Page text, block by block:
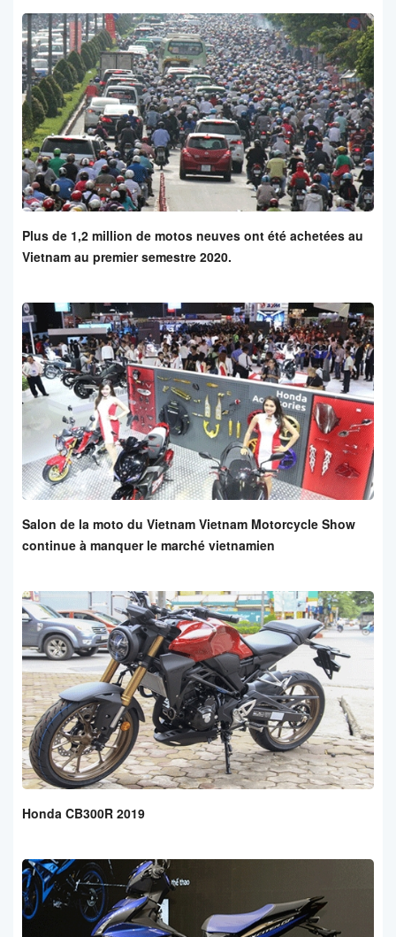
Plus de 1,2 million de motos neuves ont été achetées au
Vietnam au premier semestre 2020.
Salon de la moto du Vietnam Vietnam Motorcycle Show
continue à manquer le marché vietnamien
Honda CB300R 2019